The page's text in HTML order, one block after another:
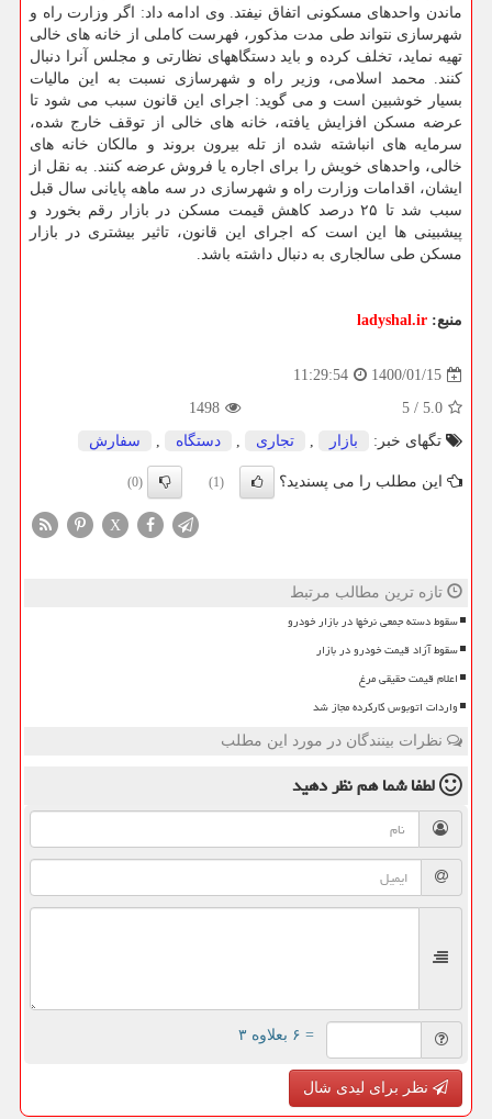
ماندن واحدهای مسکونی اتفاق نیفتد. وی ادامه داد: اگر وزارت راه و
شهرسازی نتواند طی مدت مذکور، فهرست کاملی از خانه های خالی
تهیه نماید، تخلف کرده و باید دستگاههای نظارتی و مجلس آنرا دنبال
کنند. محمد اسلامی، وزیر راه و شهرسازی نسبت به این مالیات
بسیار خوشبین است و می گوید: اجرای این قانون سبب می شود تا
عرضه مسکن افزایش یافته، خانه های خالی از توقف خارج شده،
سرمایه های انباشته شده از تله بیرون بروند و مالکان خانه های
خالی، واحدهای خویش را برای اجاره یا فروش عرضه کنند. به نقل از
ایشان، اقدامات وزارت راه و شهرسازی در سه ماهه پایانی سال قبل
سبب شد تا ۲۵ درصد کاهش قیمت مسکن در بازار رقم بخورد و
پیشبینی ها این است که اجرای این قانون، تاثیر بیشتری در بازار
مسکن طی سالجاری به دنبال داشته باشد.
منبع: ladyshal.ir
1400/01/15
11:29:54
5.0
/
5
1498
تگهای خبر:
بازار , تجاری , دستگاه , سفارش
این مطلب را می پسندید؟ (1)
(0)
X
تازه ترین مطالب مرتبط
سقوط دسته جمعی نرخها در بازار خودرو
سقوط آزاد قیمت خودرو در بازار
اعلام قیمت حقیقی مرغ
واردات اتوبوس کارکرده مجاز شد
نظرات بینندگان در مورد این مطلب
لطفا شما همنظر دهید
= ۶ بعلاوه ۳
نظر برای لیدی شال